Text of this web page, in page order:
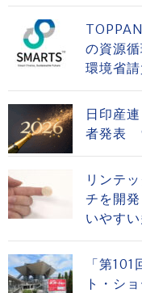
の資源
環境省
日印産
者発表
リンテ
チを開
いやす
「第
ト・シ